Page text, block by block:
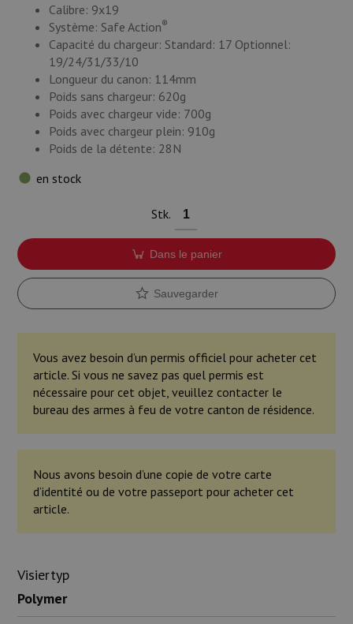
Calibre: 9x19
Système: Safe Action®
Capacité du chargeur: Standard: 17 Optionnel:
19/24/31/33/10
Longueur du canon: 114mm
Poids sans chargeur: 620g
Poids avec chargeur vide: 700g
Poids avec chargeur plein: 910g
Poids de la détente: 28N
en stock
Stk.
Dans le panier
Sauvegarder
Vous avez besoin d’un permis officiel pour acheter cet
article. Si vous ne savez pas quel permis est
nécessaire pour cet objet, veuillez contacter le
bureau des armes à feu de votre canton de résidence.
Nous avons besoin d’une copie de votre carte
d’identité ou de votre passeport pour acheter cet
article.
Visiertyp
Polymer